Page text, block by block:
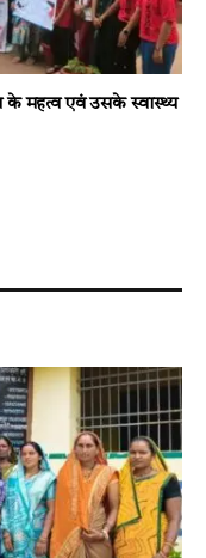
के महत्व एवं उसके स्वास्थ्य